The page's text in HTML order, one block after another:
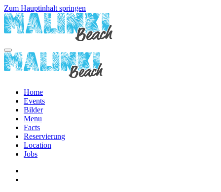
Zum Hauptinhalt springen
Home
Events
Bilder
Menu
Facts
Reservierung
Location
Jobs